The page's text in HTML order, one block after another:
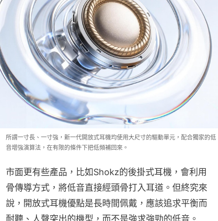
所謂一寸長、一寸強，新一代開放式耳機均使用大尺寸的驅動單元，配合獨家的低
音增強演算法，在有限的條件下把低頻補回來。
市面更有些產品，比如Shokz的後掛式耳機，會利用
骨傳導方式，將低音直接經頭骨打入耳道。但終究來
說，開放式耳機優點是長時間佩戴，應該追求平衡而
耐聽、人聲突出的機型，而不是強求強勁的低音。